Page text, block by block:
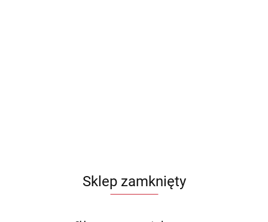
Sklep zamknięty